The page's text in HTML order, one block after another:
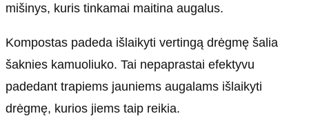
mišinys, kuris tinkamai maitina augalus.
Kompostas padeda išlaikyti vertingą drėgmę šalia
šaknies kamuoliuko. Tai nepaprastai efektyvu
padedant trapiems jauniems augalams išlaikyti
drėgmę, kurios jiems taip reikia.